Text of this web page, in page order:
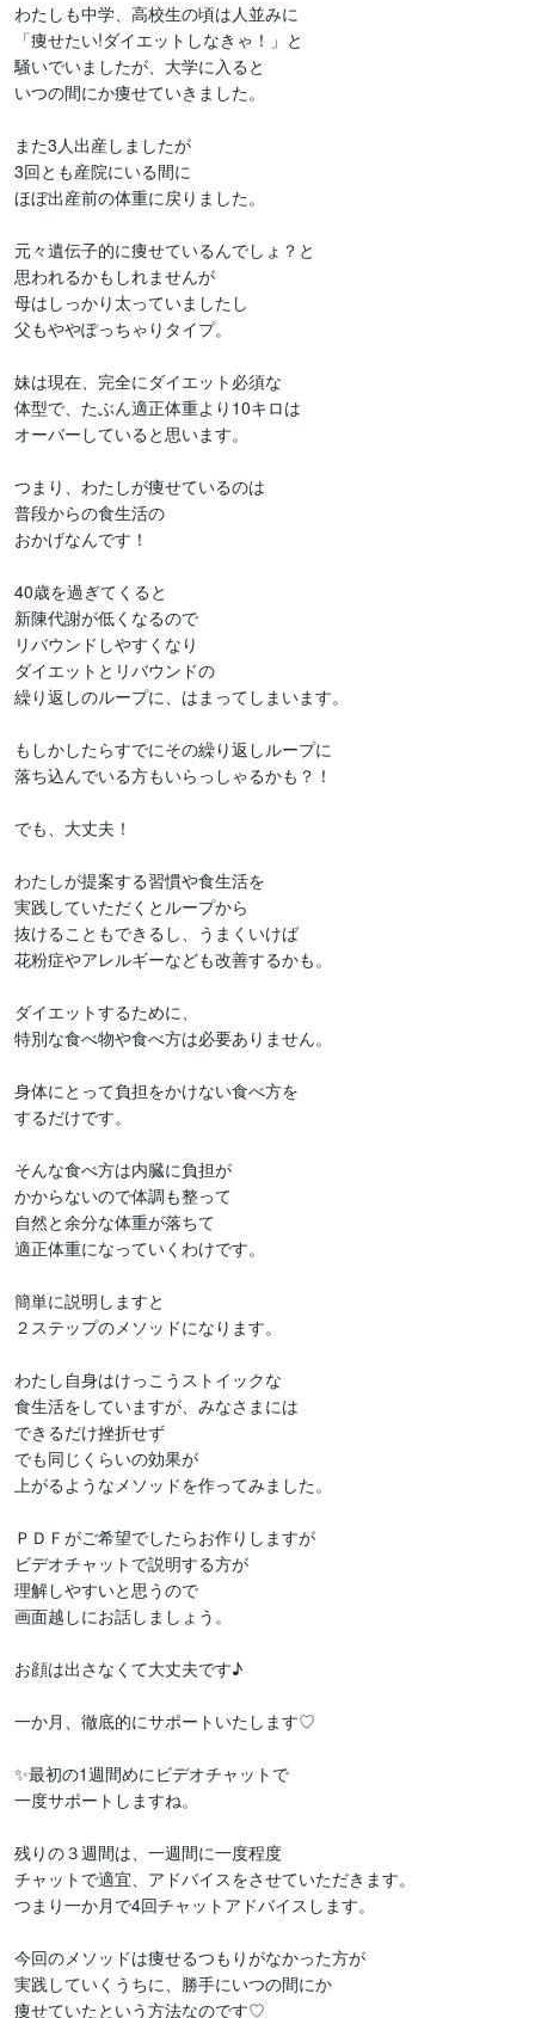
わたしも中学、高校生の頃は人並みに
「痩せたい!ダイエットしなきゃ！」と
騒いでいましたが、大学に入ると
いつの間にか痩せていきました。
また3人出産しましたが
3回とも産院にいる間に
ほぼ出産前の体重に戻りました。
元々遺伝子的に痩せているんでしょ？と
思われるかもしれませんが
母はしっかり太っていましたし
父もややぽっちゃりタイプ。
妹は現在、完全にダイエット必須な
体型で、たぶん適正体重より10キロは
オーバーしていると思います。
つまり、わたしが痩せているのは
普段からの食生活の
おかげなんです！
40歳を過ぎてくると
新陳代謝が低くなるので
リバウンドしやすくなり
ダイエットとリバウンドの
繰り返しのループに、はまってしまいます。
もしかしたらすでにその繰り返しループに
落ち込んでいる方もいらっしゃるかも？！
でも、大丈夫！
わたしが提案する習慣や食生活を
実践していただくとループから
抜けることもできるし、うまくいけば
花粉症やアレルギーなども改善するかも。
ダイエットするために、
特別な食べ物や食べ方は必要ありません。
身体にとって負担をかけない食べ方を
するだけです。
そんな食べ方は内臓に負担が
かからないので体調も整って
自然と余分な体重が落ちて
適正体重になっていくわけです。
簡単に説明しますと
２ステップのメソッドになります。
わたし自身はけっこうストイックな
食生活をしていますが、みなさまには
できるだけ挫折せず
でも同じくらいの効果が
上がるようなメソッドを作ってみました。
ＰＤＦがご希望でしたらお作りしますが
ビデオチャットで説明する方が
理解しやすいと思うので
画面越しにお話しましょう。
お顔は出さなくて大丈夫です♪
一か月、徹底的にサポートいたします♡
✨最初の1週間めにビデオチャットで
一度サポートしますね。
残りの３週間は、一週間に一度程度
チャットで適宜、アドバイスをさせていただきます。
つまり一か月で4回チャットアドバイスします。
今回のメソッドは痩せるつもりがなかった方が
実践していくうちに、勝手にいつの間にか
痩せていたという方法なのです♡